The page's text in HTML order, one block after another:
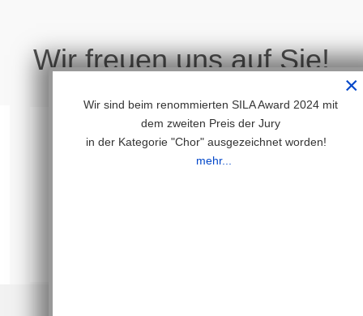
Wir freuen uns auf Sie!
×
Wir sind beim renommierten SILA Award 2024 mit
dem zweiten Preis der Jury
in der Kategorie "Chor" ausgezeichnet worden!
mehr...